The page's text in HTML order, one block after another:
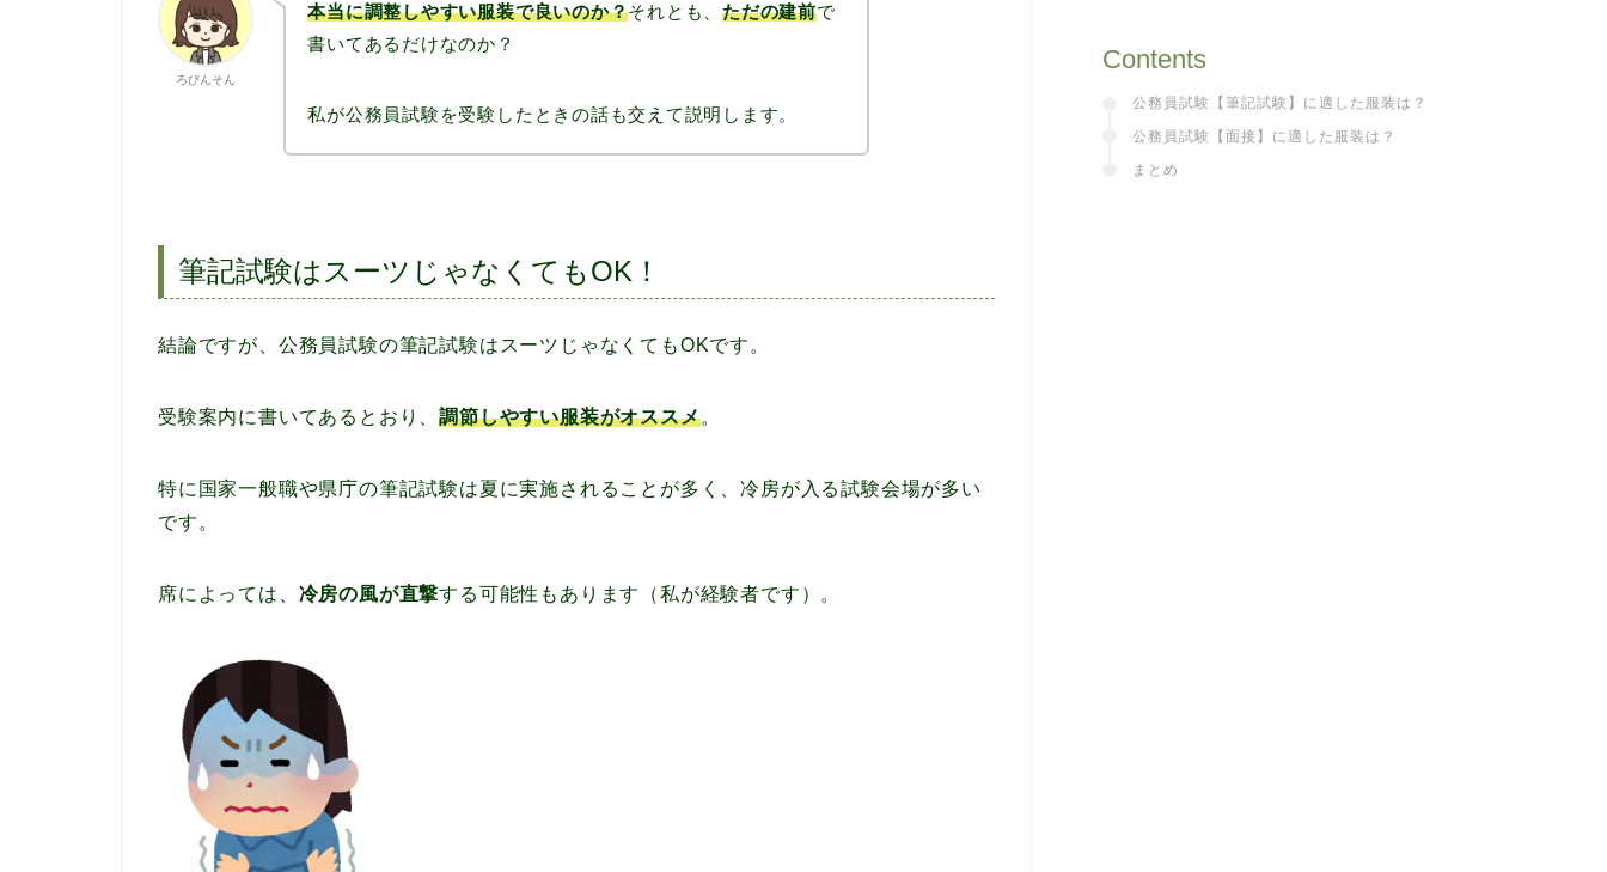
ろびんそん
本当に調整しやすい服装で良いのか？それとも、ただの建前で
書いてあるだけなのか？
私が公務員試験を受験したときの話も交えて説明します。
筆記試験はスーツじゃなくてもOK！
結論ですが、公務員試験の筆記試験はスーツじゃなくてもOKです。
受験案内に書いてあるとおり、調節しやすい服装がオススメ。
特に国家一般職や県庁の筆記試験は夏に実施されることが多く、冷房が入る試験会場が多い
です。
席によっては、 冷房の風が直撃する可能性もあります（私が経験者です）。
Contents
公務員試験【筆記試験】に適した服装は？
公務員試験【面接】に適した服装は？
まとめ